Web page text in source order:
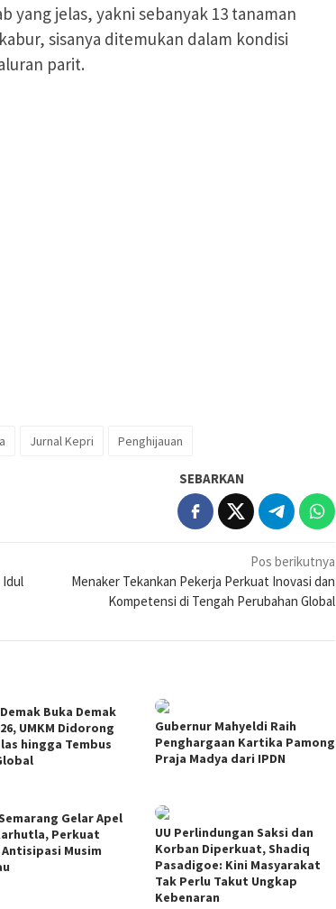
yang jelas, yakni sebanyak 13 tanaman
sisanya ditemukan dalam kondisi
parit.
Jurnal Kepri Penghijauan
SEBARKAN
Idul
Pos berikutnya
Menaker Tekankan Pekerja Perkuat Inovasi dan
Kompetensi di Tengah Perubahan Global
Buka Demak
UMKM Didorong
hingga Tembus
Gubernur Mahyeldi Raih
Penghargaan Kartika Pamong
Praja Madya dari IPDN
Gelar Apel
Perkuat
Musim
UU Perlindungan Saksi dan
Korban Diperkuat, Shadiq
Pasadigoe: Kini Masyarakat
Tak Perlu Takut Ungkap
Kebenaran